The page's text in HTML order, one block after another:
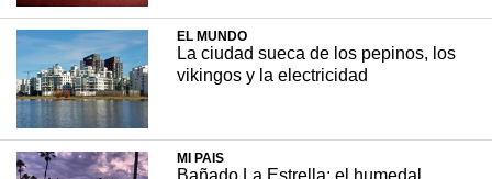
Varios estudios demostraron que no existe en
absoluto ninguna correlación de género entre
el género y el grado de pensamiento abstracto
o la actitud personal frente a las tareas
matemáticas pero sin embargo la gran
mayoría de los graduados en ciencia,
tecnología, ingeniería o matemáticas son
hombres.
EL MUNDO
La ciudad sueca de los pepinos, los
vikingos y la electricidad
MI PAIS
Bañado La Estrella: el humedal